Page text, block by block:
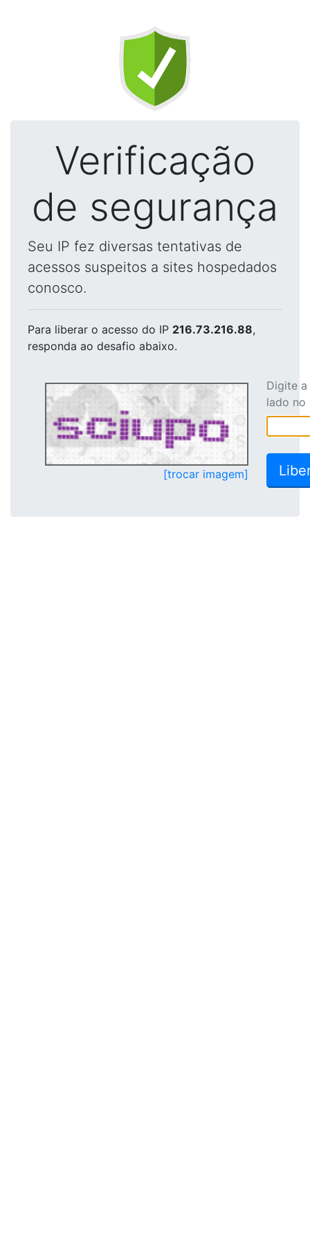
Verificação
de segurança
Seu IP fez diversas tentativas de
acessos suspeitos a sites hospedados
conosco.
Para liberar o acesso do IP 216.73.216.88,
responda ao desafio abaixo.
[trocar imagem]
Digite
lado no